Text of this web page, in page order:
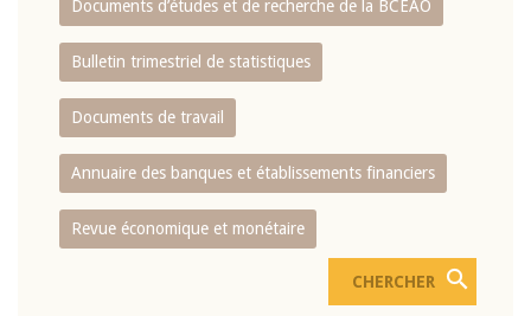
Documents d’études et de recherche de la BCEAO
Bulletin trimestriel de statistiques
Documents de travail
Annuaire des banques et établissements financiers
Revue économique et monétaire